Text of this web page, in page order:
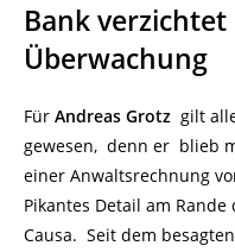
Bank
Überwachung
Für Andreas Grotz gilt
gewesen, denn er blieb
einer Anwaltsrechnung
Pikantes Detail am Rande
Causa. Seit dem